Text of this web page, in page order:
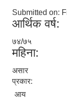
Submitted on:
आर्थिक वर्ष:
७४/७५
महिना:
असार
प्रकार:
आय